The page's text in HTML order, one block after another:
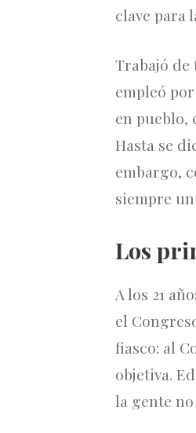
clave para
Trabajó de
empleó
en pueblo,
Hasta se
embargo,
siempre
Los
A los 21
el
fiasco: al
objetiva.
la gente